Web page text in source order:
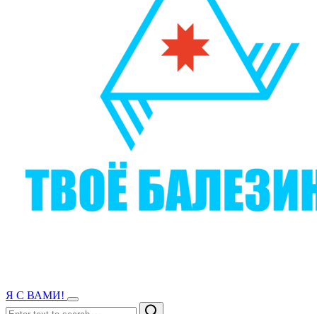
Я С ВАМИ!
Search